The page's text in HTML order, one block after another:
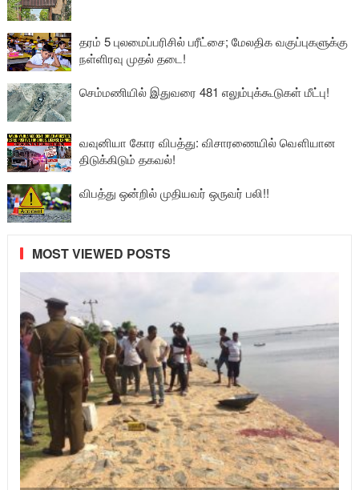
தரம் 5 புலமைப்பரிசில் பரீட்சை; மேலதிக வகுப்புகளுக்கு
நள்ளிரவு முதல் தடை!
செம்மணியில் இதுவரை 481 எலும்புக்கூடுகள் மீட்பு!
வவுனியா கோர விபத்து: விசாரணையில் வௌியான
திடுக்கிடும் தகவல்!
விபத்து ஒன்றில் முதியவர் ஒருவர் பலி!!
MOST VIEWED POSTS